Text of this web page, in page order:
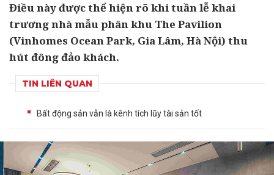
Điều này được thể hiện rõ khi tuần lễ khai
trương nhà mẫu phân khu The Pavilion
(Vinhomes Ocean Park, Gia Lâm, Hà Nội) thu
hút đông đảo khách.
TIN LIÊN QUAN
Bất động sản vẫn là kênh tích lũy tài sản tốt